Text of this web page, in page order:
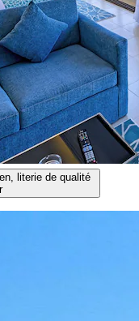
literie de qualité